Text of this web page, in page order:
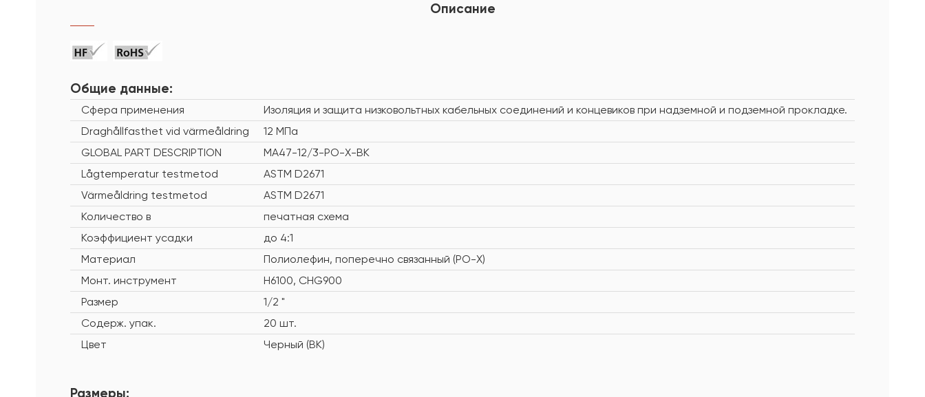
Описание
Общие данные:
Сфера применения
Изоляция и защита низковольтных кабельных соединений и концевиков при надземной и подземной прокладке.
Draghållfasthet vid värmeåldring
12 МПа
GLOBAL PART DESCRIPTION
MA47-12/3-PO-X-BK
Lågtemperatur testmetod
ASTM D2671
Värmeåldring testmetod
ASTM D2671
Количество в
печатная схема
Коэффициент усадки
до 4:1
Материал
Полиолефин, поперечно связанный (PO-X)
Монт. инструмент
H6100, CHG900
Размер
1/2 "
Содерж. упак.
20 шт.
Цвет
Черный (BK)
Размеры: